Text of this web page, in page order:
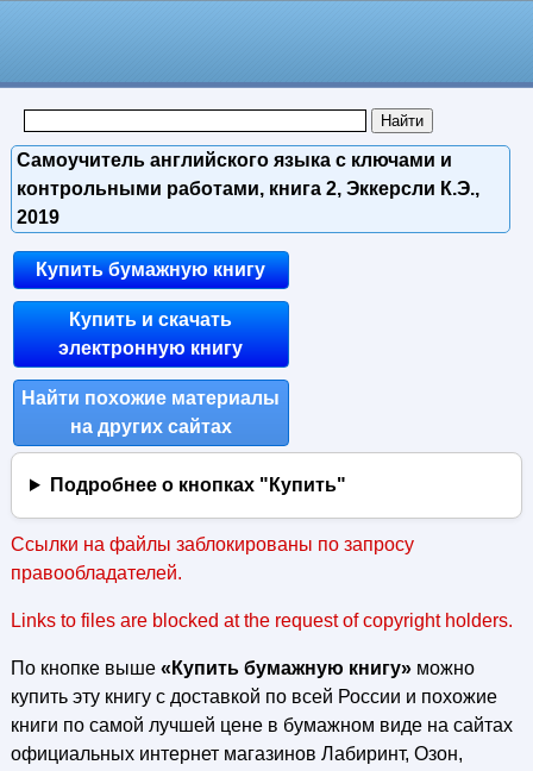
Самоучитель английского языка с ключами и
контрольными работами, книга 2, Эккерсли К.Э.,
2019
Купить бумажную книгу
Купить и скачать
электронную книгу
Найти похожие материалы
на других сайтах
Подробнее о кнопках "Купить"
Ссылки на файлы заблокированы по запросу
правообладателей.
Links to files are blocked at the request of copyright holders.
По кнопке выше «Купить бумажную книгу»можно
купить эту книгу с доставкой по всей России и похожие
книги по самой лучшей цене в бумажном виде на сайтах
официальных интернет магазинов Лабиринт, Озон,